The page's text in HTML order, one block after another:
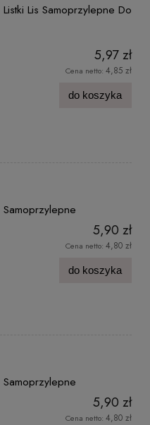
Lis Samoprzylepne Do
5,97 zł
Cena netto: 4,85 zł
do koszyka
5,90 zł
Cena netto: 4,80 zł
do koszyka
5,90 zł
Cena netto: 4,80 zł